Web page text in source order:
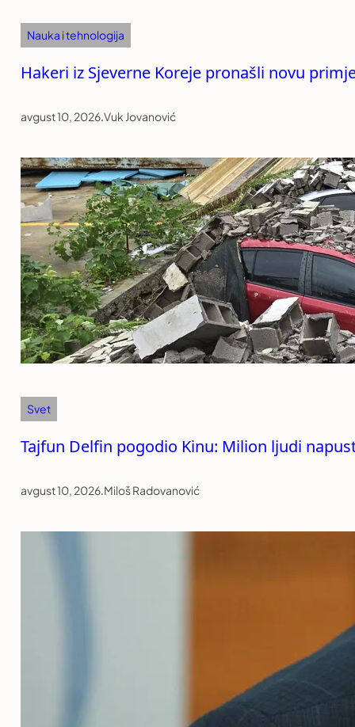
Nauka i tehnologija
Hakeri iz Sjeverne Koreje pronašli novu
avgust 10, 2026.Vuk Jovanović
Svet
Tajfun Delfin pogodio Kinu: Milion ljudi
avgust 10, 2026.Miloš Radovanović